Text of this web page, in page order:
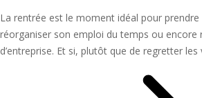
La rentrée est le moment idéal pour
réorganiser son emploi du temps ou encore
d’entreprise. Et si, plutôt que de regretter